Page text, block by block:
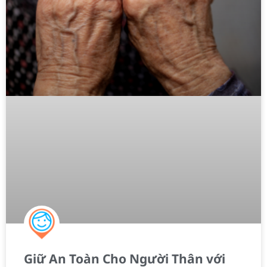
Giữ An Toàn Cho Người Thân với